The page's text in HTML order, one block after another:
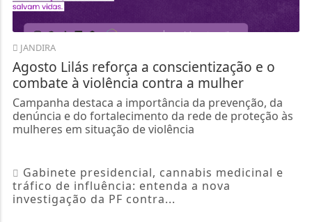
JANDIRA
Agosto Lilás reforça a conscientização e o
combate à violência contra a mulher
Campanha destaca a importância da prevenção, da
denúncia e do fortalecimento da rede de proteção às
mulheres em situação de violência
Gabinete presidencial, cannabis medicinal e
tráfico de influência: entenda a nova
investigação da PF contra...